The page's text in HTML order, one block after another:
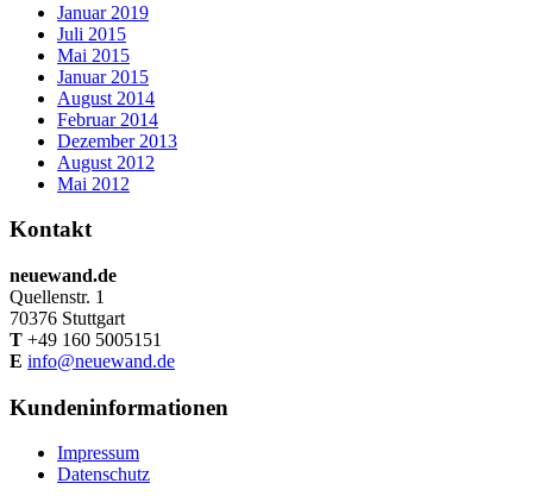
Januar 2019
Juli 2015
Mai 2015
Januar 2015
August 2014
Februar 2014
Dezember 2013
August 2012
Mai 2012
Kontakt
neuewand.de
Quellenstr. 1
70376 Stuttgart
T +49 160 5005151
E info@neuewand.de
Kundeninformationen
Impressum
Datenschutz